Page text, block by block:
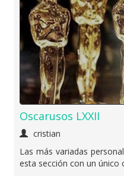
Oscarusos LXXII
cristian
Las más variadas
esta sección con un único